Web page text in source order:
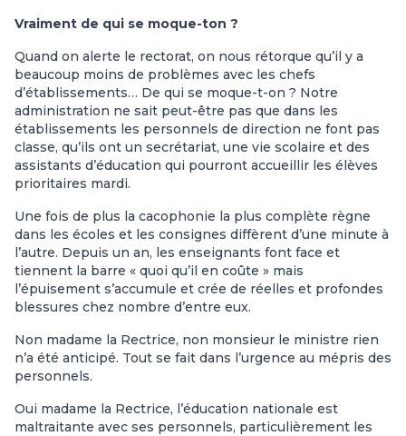
Vraiment de qui se moque-ton ?
Quand on alerte le rectorat, on nous rétorque qu’il y a
beaucoup moins de problèmes avec les chefs
d’établissements… De qui se moque-t-on ? Notre
administration ne sait peut-être pas que dans les
établissements les personnels de direction ne font pas
classe, qu’ils ont un secrétariat, une vie scolaire et des
assistants d’éducation qui pourront accueillir les élèves
prioritaires mardi.
Une fois de plus la cacophonie la plus complète règne
dans les écoles et les consignes diffèrent d’une minute à
l’autre. Depuis un an, les enseignants font face et
tiennent la barre « quoi qu’il en coûte » mais
l’épuisement s’accumule et crée de réelles et profondes
blessures chez nombre d’entre eux.
Non madame la Rectrice, non monsieur le ministre rien
n’a été anticipé. Tout se fait dans l’urgence au mépris des
personnels.
Oui madame la Rectrice, l’éducation nationale est
maltraitante avec ses personnels, particulièrement les